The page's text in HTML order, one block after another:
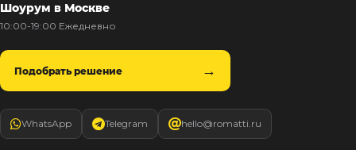
Шоурум в Москве
10:00-19:00 Ежедневно
Подобрать решение
WhatsApp Telegram hello@romatti.ru